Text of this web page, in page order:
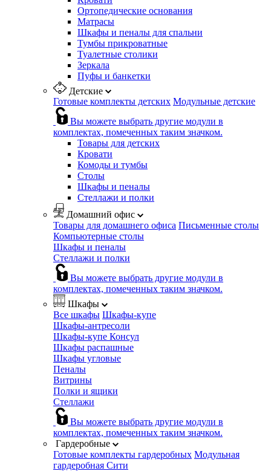
Ортопедические основания
Матрасы
Шкафы и пеналы для спальни
Тумбы прикроватные
Туалетные столики
Зеркала
Пуфы и банкетки
Детские
Готовые комплекты детских Модульные детские
Вы можете выбрать другие модули в
комплектах, помеченных таким значком.
Товары для детских
Кровати
Комоды и тумбы
Столы
Шкафы и пеналы
Стеллажи и полки
Домашний офис
Товары для домашнего офиса Письменные столы
Компьютерные столы
Шкафы и пеналы
Стеллажи и полки
Вы можете выбрать другие модули в
комплектах, помеченных таким значком.
Шкафы
Все шкафы Шкафы-купе
Шкафы-антресоли
Шкафы-купе Консул
Шкафы распашные
Шкафы угловые
Пеналы
Витрины
Полки и ящики
Стеллажи
Вы можете выбрать другие модули в
комплектах, помеченных таким значком.
Гардеробные
Готовые комплекты гардеробных Модульная
гардеробная Сити